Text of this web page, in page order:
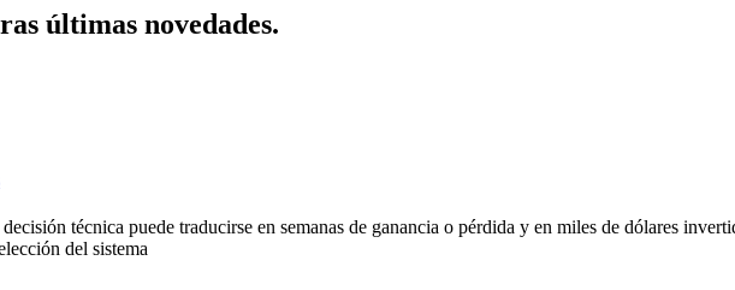
últimas novedades.
técnica puede traducirse en semanas de ganancia o pérdida y en miles de dólares
del sistema